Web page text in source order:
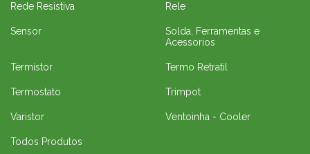
Rede Resistiva Rele
Sensor
Solda, Ferramentas e
Acessorios
Termistor Termo Retratil
Termostato Trimpot
Varistor Ventoinha - Cooler
Todos Produtos